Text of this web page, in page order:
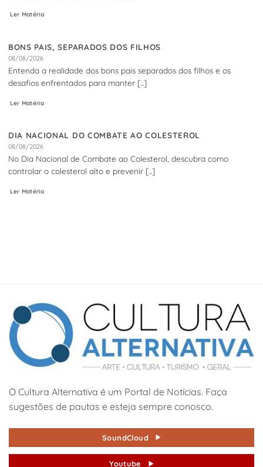
Ler Matéria
BONS PAIS, SEPARADOS DOS FILHOS
08/08/2026
Entenda a realidade dos bons pais separados dos filhos e os
desafios enfrentados para manter [...]
Ler Matéria
DIA NACIONAL DO COMBATE AO COLESTEROL
08/08/2026
No Dia Nacional de Combate ao Colesterol, descubra como
controlar o colesterol alto e prevenir [...]
Ler Matéria
O Cultura Alternativa é um Portal de Notícias. Faça
sugestões de pautas e esteja sempre conosco.
SoundCloud
Youtube